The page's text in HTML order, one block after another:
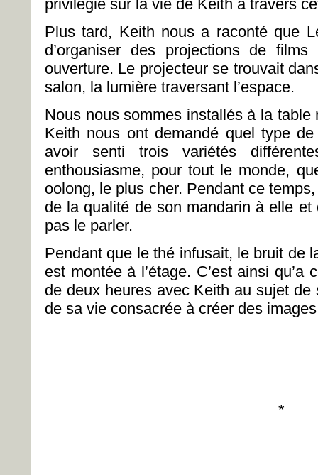
privilégié sur la vie de Keith à travers
Plus tard, Keith nous a raconté que
d’organiser des projections de
ouverture. Le projecteur se trouvait
salon, la lumière traversant l’espace.
Nous nous sommes installés à la
Keith nous ont demandé quel type
avoir senti trois variétés
enthousiasme, pour tout le monde,
oolong, le plus cher. Pendant ce
de la qualité de son mandarin à elle et
pas le parler.
Pendant que le thé infusait, le bruit de
est montée à l’étage. C’est ainsi qu’a
de deux heures avec Keith au sujet
de sa vie consacrée à créer des
*